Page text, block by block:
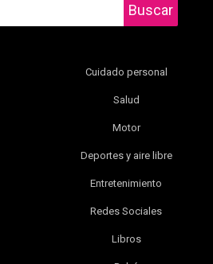
Buscar
Cuidado personal
Salud
Motor
Deportes y aire libre
Entretenimiento
Redes Sociales
Libros